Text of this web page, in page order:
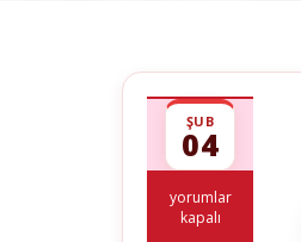
ŞUB
04
Sosyal
İçerik
yorumlar
kapalı